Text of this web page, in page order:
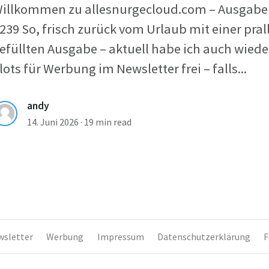
zu allesnurgecloud.com – Ausgabe
So, frisch zurück vom Urlaub mit einer prall
Ausgabe – aktuell habe ich auch
für Werbung im Newsletter frei – falls...
andy
14. Juni 2026 · 19 min read
Werbung Impressum Datenschutzerklärung